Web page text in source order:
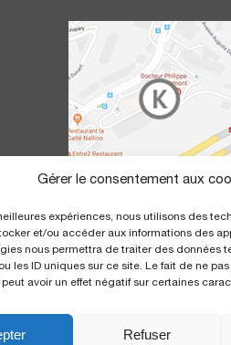
Gérer le consentement aux
expériences, nous utilisons des
et/ou accéder aux informations des
nous permettra de traiter des données
les ID uniques sur ce site. Le fait de ne
avoir un effet négatif sur certaines
Refuser
2 avenue de Rimiez
06105 Nice Cedex 2